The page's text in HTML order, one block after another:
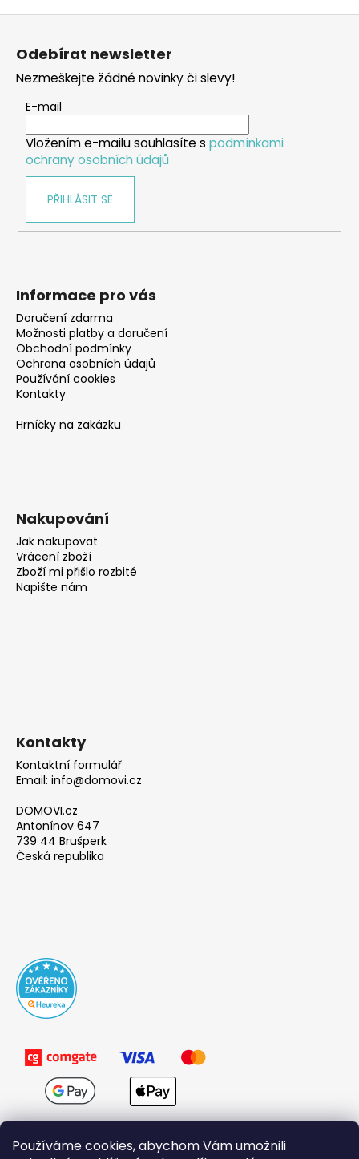
Používáme cookies, abychom Vám umožnili
Odebírat newsletter
Nezmeškejte žádné novinky či slevy!
E-mail
Vložením e-mailu souhlasíte s podmínkami
ochrany osobních údajů
PŘIHLÁSIT SE
Informace pro vás
Doručení zdarma
Možnosti platby a doručení
Obchodní podmínky
Ochrana osobních údajů
Používání cookies
Kontakty
Hrníčky na zakázku
Nakupování
Jak nakupovat
Vrácení zboží
Zboží mi přišlo rozbité
Napište nám
Kontakty
Kontaktní formulář
Email: info@domovi.cz
DOMOVI.cz
Antonínov 647
739 44 Brušperk
Česká republika